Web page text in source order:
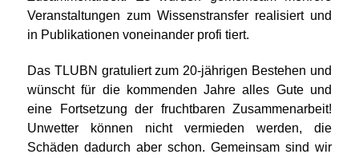
Veranstaltungen zum Wissenstransfer realisiert und
in Publikationen voneinander profi tiert.
Das TLUBN gratuliert zum 20-jährigen Bestehen und
wünscht für die kommenden Jahre alles Gute und
eine Fortsetzung der fruchtbaren Zusammenarbeit!
Unwetter können nicht vermieden werden, die
Schäden dadurch aber schon. Gemeinsam sind wir